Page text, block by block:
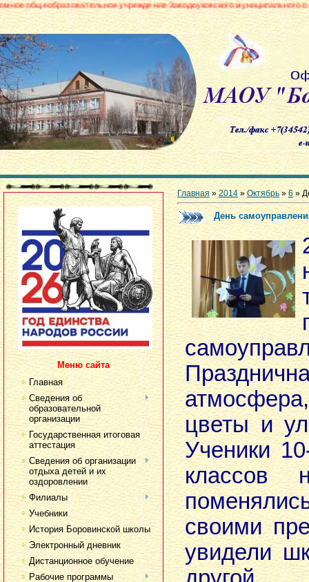
учреждение Заводоуковского муниципального округа
Меню сайта
Главная
Сведения об
образовательной
организации
Государственная итоговая
аттестация
Сведения об организации
отдыха детей и их
оздоровлении
Филиалы
Учебники
История Боровинской школы
Электронный дневник
Дистанционное обучение
Рабочие программы
Главная »2014 » Октябрь » 6 »
День
атмосфера,
цветы и
Ученики
классов
своими
увидели